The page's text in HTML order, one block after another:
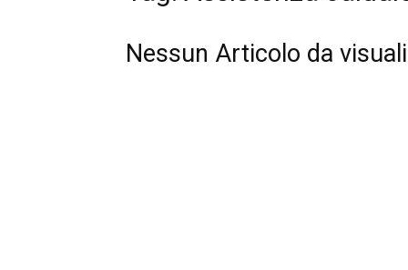
Nessun Articolo da